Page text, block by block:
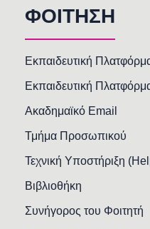
ΦΟΙΤΗΣΗ
Εκπαιδευτική
Εκπαιδευτική
Ακαδημαϊκό Email
Τμήμα Προσωπικού
Τεχνική Υποστήριξη
Βιβλιοθήκη
Συνήγορος του Φοιτητή